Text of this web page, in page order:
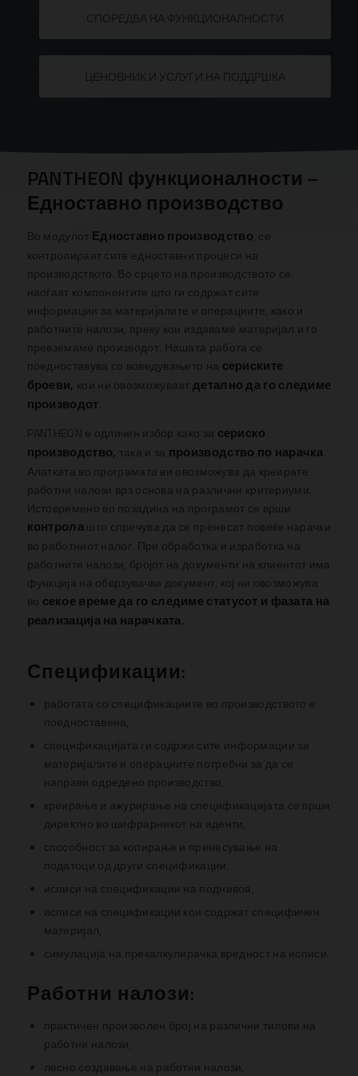
PANTHEON функционалности –
Едноставно производство
Во модулот Едноставно производство, се
контролираат сите едноставни процеси на
производството. Во срцето на производството се
наоѓаат компонентите што ги содржат сите
информации за материјалите и операциите, како и
работните налози, преку кои издаваме материјал и го
превземаме производот. Нашата работа се
поедноставува со воведувањето на сериските
броеви, кои ни овозможуваатдетално да го следиме
производот.
PANTHEON е одличен избор како за сериско
производство, така и за производство по нарачка.
Алатката во програмата ви овозможува да креирате
работни налози врз основа на различни критериуми.
Истовремено во позадина на програмот се врши
контролашто спречува да се пренесат повеќе нарачки
во работниот налог. При обработка и изработка на
работните налози, бројот на документи на клиентот има
функција на обврзувачки документ, кој ни овозможува
во секое време да го следиме статусот и фазата на
реализација на нарачката.
Спецификации:
работата со спецификациите во производството е
поедноставена,
спецификацијата ги содржи сите информации за
материјалите и операциите потребни за да се
направи одредено производство,
креирање и ажурирање на спецификацијата се врши
директно во шифрарникот на иденти,
способност за копирање и пренесување на
податоци од други спецификации,
исписи на спецификации на поднивоа,
исписи на спецификации кои содржат специфичен
материјал,
симулација на прекалкулирачка вредност на исписи.
Работни налози:
практичен произволен број на различни типови на
работни налози,
лесно создавање на работни налози,